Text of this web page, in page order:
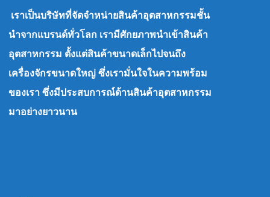
เราเป็นบริษัทที่จัดจำหน่ายสินค้าอุตสาหกรรมชั้น
นำจากแบรนด์ทั่วโลก เรามีศักยภาพนำเข้าสินค้า
อุตสาหกรรม ตั้งแต่สินค้าขนาดเล็กไปจนถึง
เครื่องจักรขนาดใหญ่ ซึ่งเรามั่นใจในความพร้อม
ของเรา ซึ่งมีประสบการณ์ด้านสินค้าอุตสาหกรรม
มาอย่างยาวนาน